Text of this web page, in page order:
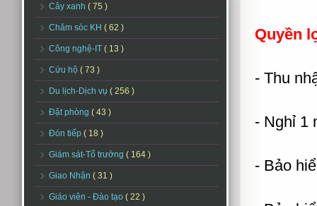
Cây xanh ( 75 )
Chăm sóc KH ( 62 )
Công nghệ-IT ( 13 )
Cứu hộ ( 73 )
Du lịch-Dịch vụ ( 256 )
Đặt phòng ( 43 )
Đón tiếp ( 18 )
Giám sát-Tổ trưởng ( 164 )
Giao Nhận ( 31 )
Giáo viên - Đào tạo ( 22 )
Quyền
- Thu
- Nghỉ 1
- Bảo